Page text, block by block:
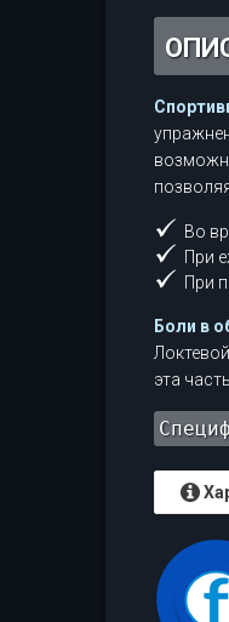
Во
При
При
Боли в
эта